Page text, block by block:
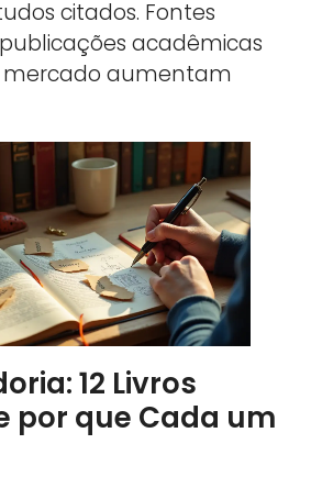
citados. Fontes
acadêmicas
mercado aumentam
12 Livros
por que Cada um